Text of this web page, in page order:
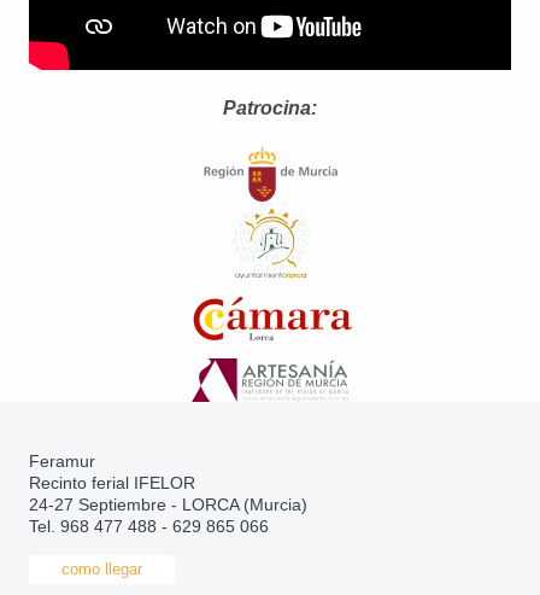
Patrocina:
Feramur
Recinto ferial IFELOR
24-27 Septiembre - LORCA (Murcia)
Tel. 968 477 488 - 629 865 066
como llegar